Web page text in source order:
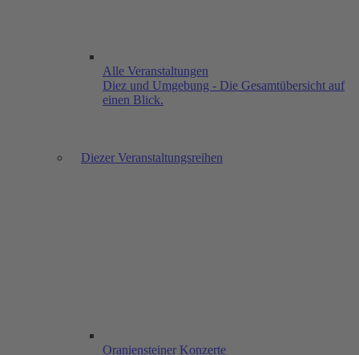
Alle Veranstaltungen
Diez und Umgebung - Die Gesamtübersicht auf
einen Blick.
Diezer Veranstaltungsreihen
Oraniensteiner Konzerte